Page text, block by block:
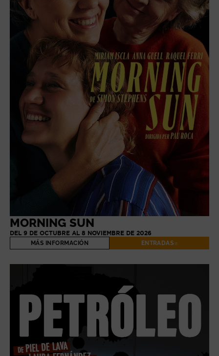
MORNING SUN
DEL 9 DE OCTUBRE AL 8 NOVIEMBRE DE 2026
MÁS INFORMACIÓN ENTRADAS